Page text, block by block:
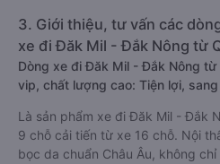
3. Giới thiệu, tư vấn các
xe đi Đăk Mil - Đắk Nông từ
Dòng xe đi Đăk Mil - Đắk Nông từ
vip, chất lượng cao: Tiện lợi,
Là sản phẩm xe đi Đăk Mil - Đắk
9 chỗ cải tiến từ xe 16 chỗ. Nội
bọc da chuẩn Châu Âu, không